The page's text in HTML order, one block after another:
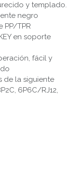
y templado.
negro
PP/TPR
en soporte
fácil y
de la siguiente
6P6C/RJ12,